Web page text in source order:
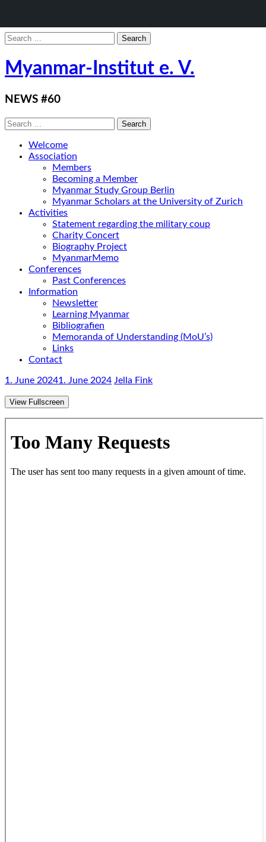
Search
Myanmar-Institut e. V.
NEWS #60
Search
for:
Welcome
Association
Members
Becoming a Member
Myanmar Study Group Berlin
Myanmar Scholars at the University of Zurich
Activities
Statement regarding the military coup
Charity Concert
Biography Project
MyanmarMemo
Conferences
Past Conferences
Information
Newsletter
Learning Myanmar
Bibliografien
Memoranda of Understanding (MoU’s)
Links
Contact
1. June 20241. June 2024 Jella Fink
View Fullscreen